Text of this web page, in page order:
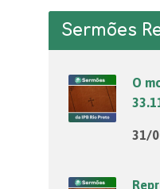
Sermões
O
31/